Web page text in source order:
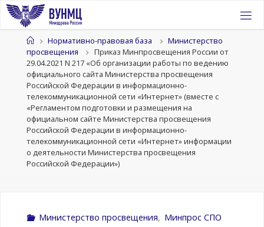
Перейти
содержимому
ГлавнаяНормативно-правовая база
Министерство
просвещения
Приказ Минпросвещения России от
29.04.2021 N 217 «Об организации работы по ведению
официального сайта Министерства просвещения
Российской Федерации в информационно-
телекоммуникационной сети «Интернет» (вместе с
«Регламентом подготовки и размещения на
официальном сайте Министерства просвещения
Российской Федерации в информационно-
телекоммуникационной сети «Интернет» информации
о деятельности Министерства просвещения
Российской Федерации»)
Министерство просвещения, Минпрос СПО